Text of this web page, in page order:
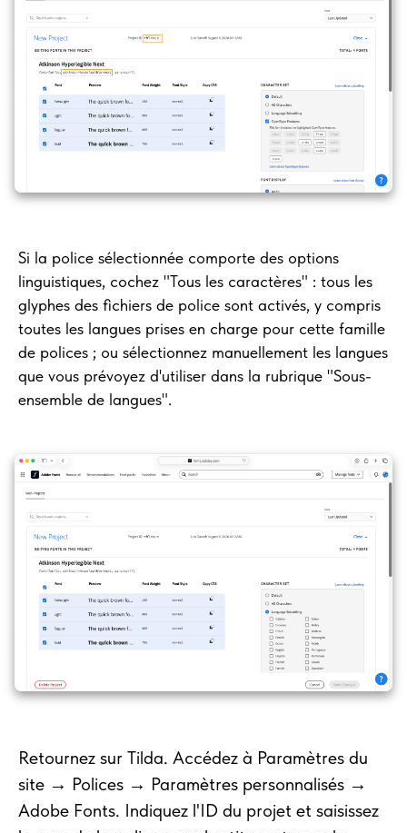
Si la police sélectionnée comporte des options
linguistiques, cochez "Tous les caractères" : tous les
glyphes des fichiers de police sont activés, y compris
toutes les langues prises en charge pour cette famille
de polices ; ou sélectionnez manuellement les langues
que vous prévoyez d'utiliser dans la rubrique "Sous-
ensemble de langues".
Retournez sur Tilda. Accédez à Paramètres du
site → Polices → Paramètres personnalisés →
Adobe Fonts. Indiquez l'ID du projet et saisissez